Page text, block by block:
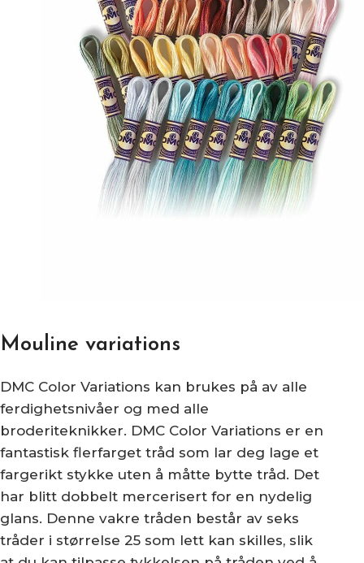
Mouline variations
DMC Color Variations kan brukes på av alle
ferdighetsnivåer og med alle
broderiteknikker. DMC Color Variations er en
fantastisk flerfarget tråd som lar deg lage et
fargerikt stykke uten å måtte bytte tråd. Det
har blitt dobbelt mercerisert for en nydelig
glans. Denne vakre tråden består av seks
tråder i størrelse 25 som lett kan skilles, slik